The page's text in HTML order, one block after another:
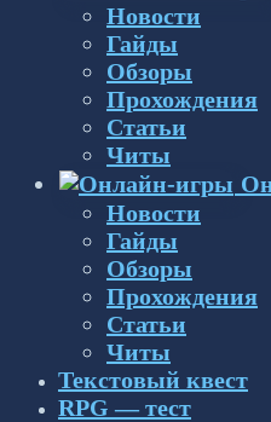
Новости
Гайды
Обзоры
Прохождения
Статьи
Читы
Новости
Гайды
Обзоры
Прохождения
Статьи
Читы
Текстовый квест
RPG — тест